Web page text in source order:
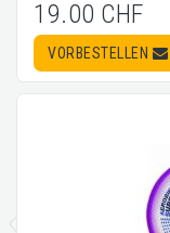
19.00 CHF
VORBESTELLEN